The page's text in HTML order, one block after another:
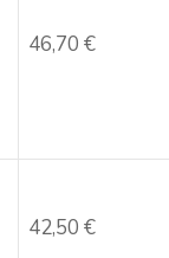
46,70 €
42,50 €